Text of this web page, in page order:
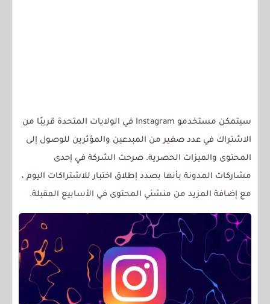
سيتمكن مستخدمو Instagram في الولايات المتحدة قريبًا من
الاشتراك في عدد صغير من المبدعين والمؤثرين للوصول إلى
المحتوى والميزات الحصرية. صرحت الشركة في إحدى
مشاركات المدونة بأنها بصدد إطلاق اختبار للاشتراكات اليوم ،
مع إضافة المزيد من منشئي المحتوى في الأسابيع المقبلة.